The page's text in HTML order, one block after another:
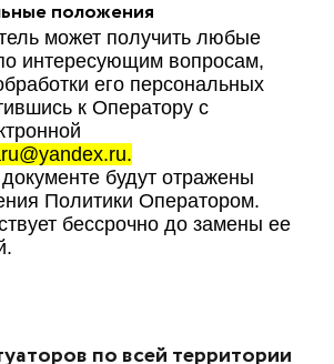
положения
может получить любые
интересующим вопросам,
его персональных
к Оператору с
будут отражены
Политики Оператором.
бессрочно до замены ее
по всей территории